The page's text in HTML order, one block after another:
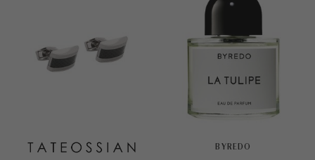
BYREDO